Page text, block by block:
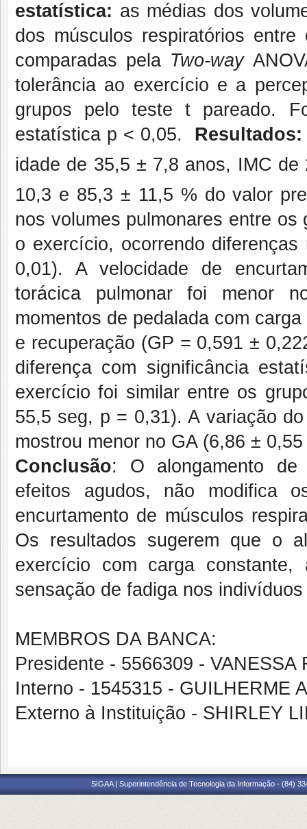
estatística: as médias dos
dos músculos respiratórios
comparadas pela Two-way
tolerância ao exercício e a
grupos pelo teste t pareado.
estatística p < 0,05.
idade de 35,5 ± 7,8 anos, IMC de
10,3 e 85,3 ± 11,5 % do valor
nos volumes pulmonares entre
o exercício, ocorrendo
0,01). A velocidade de
torácica pulmonar foi menor
momentos de pedalada com
e recuperação (GP = 0,591 ±
diferença com significância
exercício foi similar entre os
55,5 seg, p = 0,31). A variação
mostrou menor no GA (6,86 ±
Conclusão: O alongamento de
efeitos agudos, não modifica
encurtamento de músculos
Os resultados sugerem que o
exercício com carga
sensação de fadiga nos
MEMBROS DA BANCA:
Presidente - 5566309 -
Interno - 1545315 - GUILHERME
Externo à Instituição - SHIRLEY
SIGAA | Superintendência de Tecnologia da Informação - (84)